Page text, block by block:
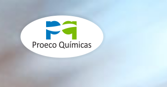
Proveedores